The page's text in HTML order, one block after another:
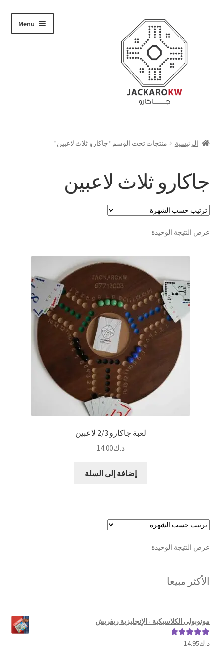
navigation
content
Menu
حسابي
الدفع
تواصل معنا
العربية
الرئيسية منتجات تحت الوسم “جاكارو ثلاث لاعبين”
جاكارو ثلاث لاعبين
عرض النتيجة الوحيدة
لعبة جاكارو 2/3 لاعبين
د.ك14.00
إضافة إلى السلة
عرض النتيجة الوحيدة
الأكثر مبيعا
مونوبولي الكلاسيكية - الإنجليزية ريفريش
تم التقييم
د.ك14.95